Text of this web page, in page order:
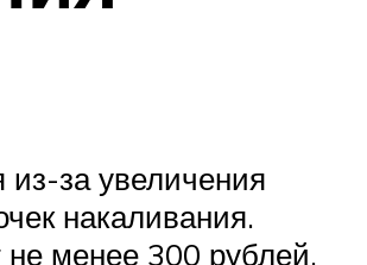
за увеличения
накаливания.
менее 300 рублей.